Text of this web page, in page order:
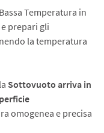
Temperatura in
prepari gli
la temperatura
Sottovuoto arriva in
omogenea e precisa